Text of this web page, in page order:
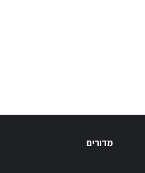
מדורים